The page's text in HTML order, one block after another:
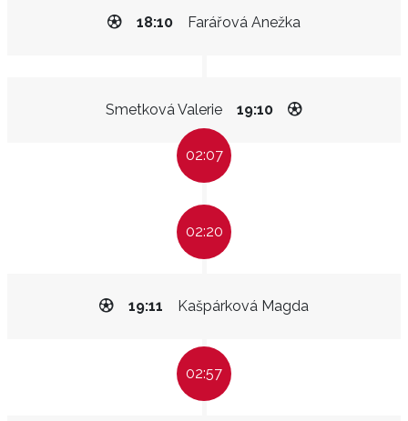
Farářová Anežka
18:10
Smetková Valerie 19:10
02:07
02:20
Kašpárková Magda
19:11
02:57